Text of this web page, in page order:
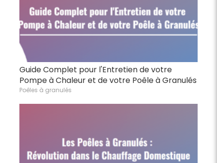
Guide Complet pour l'Entretien de votre
Pompe à Chaleur et de votre Poêle à Granulés
Poêles à granulés